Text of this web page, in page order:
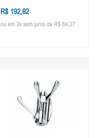
R$ 192,82
ou em 3x sem juros de R$ 64,27